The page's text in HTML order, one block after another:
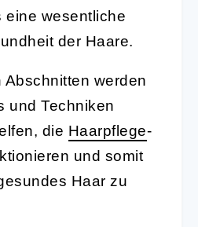
eine wesentliche
der Haare.
werden
und Techniken
die Haarpflege-
und somit
Haar zu